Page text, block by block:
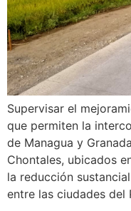
Supervisar el
que permiten la
de Managua y
Chontales, ubicados
la reducción
entre las ciudades del